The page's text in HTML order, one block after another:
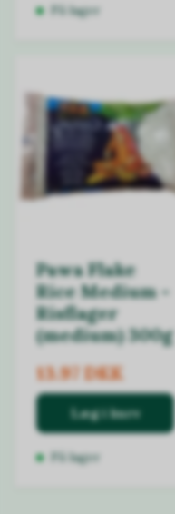
På lager
Pawa Flake
Rice Medium -
Risflager
(medium) 300g
13.97 DKK
Læg i kurv
På lager